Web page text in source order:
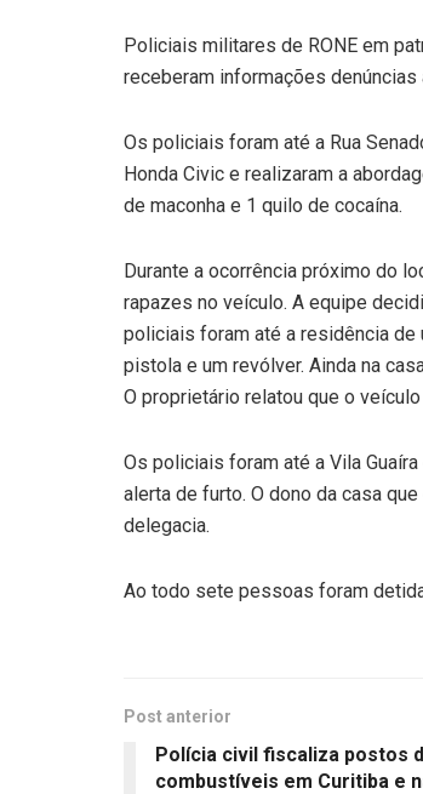
Policiais militares de RONE em
receberam informações
Os policiais foram até a Rua
Honda Civic e realizaram a
de maconha e 1 quilo de cocaína.
Durante a ocorrência próximo do
rapazes no veículo. A equipe
policiais foram até a residência de
pistola e um revólver. Ainda na
O proprietário relatou que o veículo
Os policiais foram até a Vila
alerta de furto. O dono da casa
delegacia.
Ao todo sete pessoas foram
Post anterior
Polícia civil fiscaliza postos
combustíveis em Curitiba e